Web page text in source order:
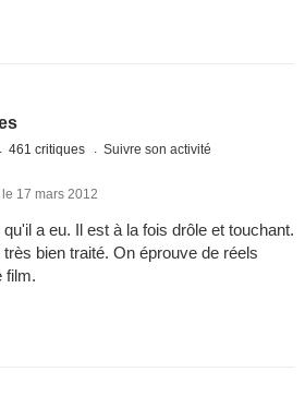
461 critiques Suivre son activité
17 mars 2012
a eu. Il est à la fois drôle et touchant.
bien traité. On éprouve de réels
film.